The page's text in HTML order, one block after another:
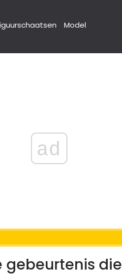
Model
ad
gebeurtenis die